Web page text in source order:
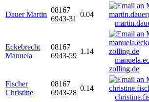
Dauer Martin
08167
6943-31
0.04
Eckebrecht
Manuela
08167
6943-59
1.14
zolling.de
Fischer
Christine
08167
6943-28
0.14